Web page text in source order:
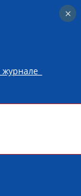
×
×